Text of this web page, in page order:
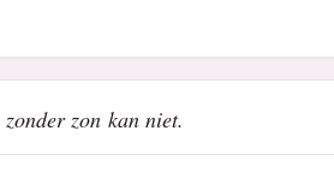
zon kan niet.